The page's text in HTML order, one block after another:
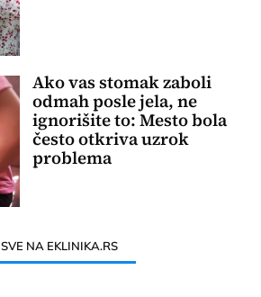
Ako vas stomak zaboli
odmah posle jela, ne
ignorišite to: Mesto bola
često otkriva uzrok
problema
SVE NA EKLINIKA.RS